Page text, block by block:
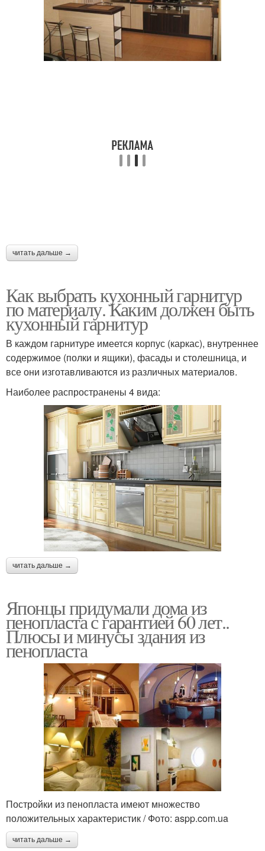
читать дальше →
Как выбрать кухонный гарнитур
по материалу. Каким должен быть
кухонный гарнитур
В каждом гарнитуре имеется корпус (каркас), внутреннее
содержимое (полки и ящики), фасады и столешница, и
все они изготавливаются из различных материалов.
Наиболее распространены 4 вида:
читать дальше →
Японцы придумали дома из
пенопласта с гарантией 60 лет..
Плюсы и минусы здания из
пенопласта
Постройки из пенопласта имеют множество
положительных характеристик / Фото: aspp.com.ua
читать дальше →